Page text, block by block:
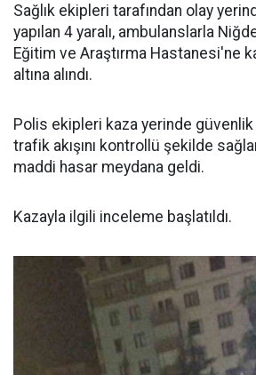
Sağlık ekipleri tarafından olay
yapılan 4 yaralı, ambulanslarla
Eğitim ve Araştırma Hastanesi'ne
altına alındı.
Polis ekipleri kaza yerinde
trafik akışını kontrollü şekilde
maddi hasar meydana geldi.
Kazayla ilgili inceleme başlatıldı.